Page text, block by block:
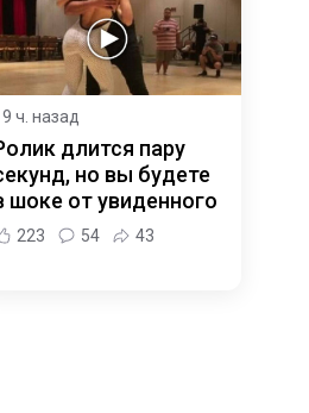
ч. назад
длится пару
но вы будете
шоке от увиденного
223 54 43